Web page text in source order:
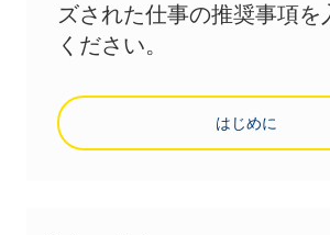
ズされた仕事の推奨事項を
ください。
はじめに